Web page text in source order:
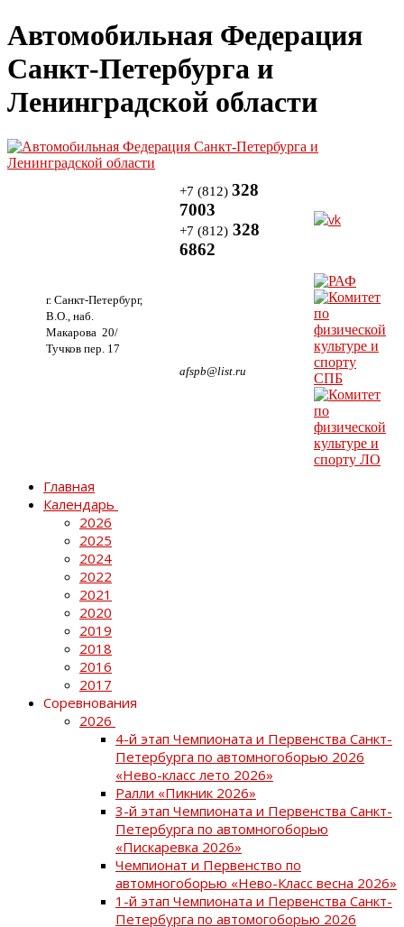
Автомобильная Федерация
Санкт-Петербурга и
Ленинградской области
г. Санкт-Петербург,
В.О., наб.
Макарова 20/
Тучков пер. 17
+7 (812) 328
7003
+7 (812) 328
6862
afspb@list.ru
Главная
Календарь
2026
2025
2024
2022
2021
2020
2019
2018
2016
2017
Соревнования
2026
4-й этап Чемпионата и Первенства Санкт-
Петербурга по автомногоборью 2026
«Нево-класс лето 2026»
Ралли «Пикник 2026»
3-й этап Чемпионата и Первенства Санкт-
Петербурга по автомногоборью
«Пискаревка 2026»
Чемпионат и Первенство по
автомногоборью «Нево-Класс весна 2026»
1-й этап Чемпионата и Первенства Санкт-
Петербурга по автомогоборью 2026